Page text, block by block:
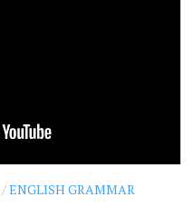
/ENGLISH GRAMMAR